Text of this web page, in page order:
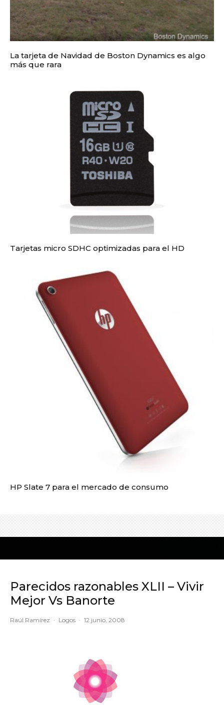
La tarjeta de Navidad de Boston Dynamics es algo
más que rara
Tarjetas micro SDHC optimizadas para el HD
HP Slate 7 para el mercado de consumo
Parecidos razonables XLII – Vivir
Mejor Vs Banorte
Raúl Ramírez · Logos · 12 junio, 2008